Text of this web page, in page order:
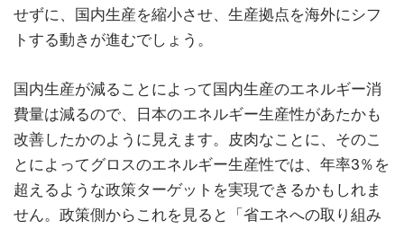
せずに、国内生産を縮小させ、生産拠点を海外にシフ
トする動きが進むでしょう。
国内生産が減ることによって国内生産のエネルギー消
費量は減るので、日本のエネルギー生産性があたかも
改善したかのように見えます。皮肉なことに、そのこ
とによってグロスのエネルギー生産性では、年率3％を
超えるような政策ターゲットを実現できるかもしれま
せん。政策側からこれを見ると「省エネへの取り組み